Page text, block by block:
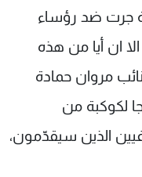
جرت ضد رؤساء
ان أيا من هذه
مروان حمادة
لكوكبة من
الذين سيقدّمون،